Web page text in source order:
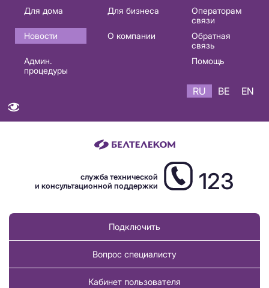
Основная
навигация
RU
Для дома Для бизнеса
Операторам
связи
Новости
О компании
Обратная
связь
Админ.
процедуры
Помощь
RU BE EN
служба технической
и консультационной поддержки
123
Подключить
Вопрос специалисту
Кабинет пользователя